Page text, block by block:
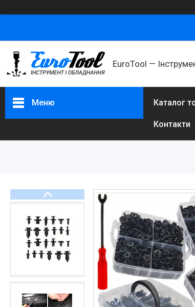
ㅤEuroTool —
Меню Каталог
Контакти